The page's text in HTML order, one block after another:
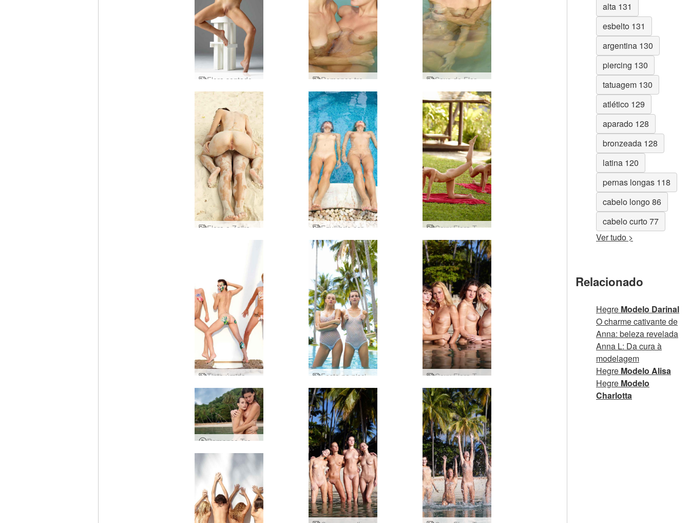
Romance tropical de Flora e Zaika Sexo de Flora e Zaika no mar
Equilíbrio corporal Coxy and Flora por Alya Coxy Flora Thea Zaika praia fitness
Tinta úmida Coxy Flora Thea de Alya Festa na piscina Coxy and Flora por Alya Coxy Flora Thea Zaika 4 divas
Romance Tropical Flora e Zaika
alta 131
esbelto 131
argentina 130
piercing 130
tatuagem 130
atlético 129
aparado 128
bronzeada 128
latina 120
pernas longas 118
cabelo longo 86
cabelo curto 77
Ver tudo >
Relacionado
Hegre Modelo Darinal
O charme cativante de
Anna: beleza revelada
Anna L: Da cura à
modelagem
Hegre Modelo Alisa
Hegre Modelo
Charlotta